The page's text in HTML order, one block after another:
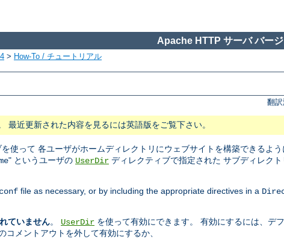
Apache HTTP サーバ バー
> How-To / チュートリアル
翻
近更新された内容を見るには英語版をご覧下さい。
使って 各ユーザがホームディレクトリにウェブサイトを構築できるよ
" というユーザの UserDir ディレクティブで指定された サブディレク
file as necessary, or by including the appropriate directives in a
ていません。 UserDir を使って有効にできます。 有効にするには、デ
メントアウトを外して有効にするか、